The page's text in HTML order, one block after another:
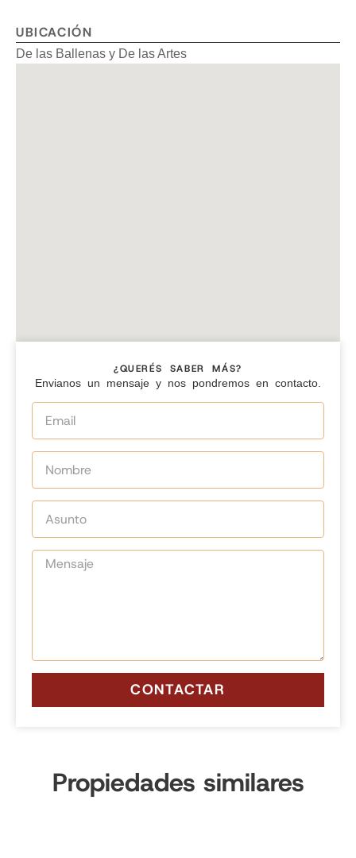
UBICACIÓN
De las Ballenas y De las Artes
¿QUERÉS SABER MÁS?
Envianos un mensaje y nos pondremos en contacto.
CONTACTAR
Propiedades similares